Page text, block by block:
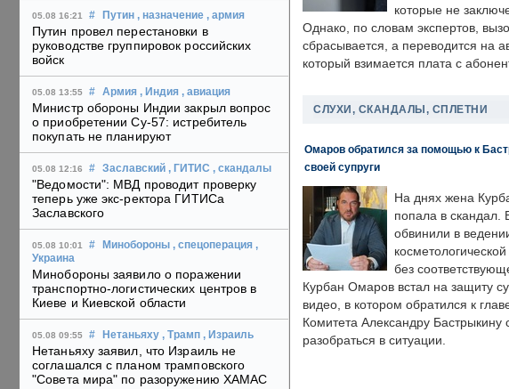
05.08 16:21 # Путин , назначение , армия
Путин провел перестановки в
руководстве группировок российских
войск
05.08 13:55 # Армия , Индия , авиация
Министр обороны Индии закрыл вопрос
о приобретении Су-57: истребитель
покупать не планируют
05.08 12:16 # Заславский , ГИТИС , скандалы
"Ведомости": МВД проводит проверку
теперь уже экс-ректора ГИТИСа
Заславского
05.08 10:01 # Минобороны , спецоперация ,
Украина
Минобороны заявило о поражении
транспортно-логистических центров в
Киеве и Киевской области
05.08 09:55 # Нетаньяху , Трамп , Израиль
Нетаньяху заявил, что Израиль не
соглашался с планом трамповского
"Совета мира" по разоружению ХАМАС
которые не
Однако, по словам экспертов,
сбрасывается, а переводится на
который взимается плата с
СЛУХИ, СКАНДАЛЫ, СПЛЕТНИ
Омаров обратился за помощью к
своей супруги
На днях жена
попала в скандал.
обвинили в
без
Курбан Омаров встал на защиту
видео, в котором обратился к
Комитета Александру Бастрыкину
разобраться в ситуации.